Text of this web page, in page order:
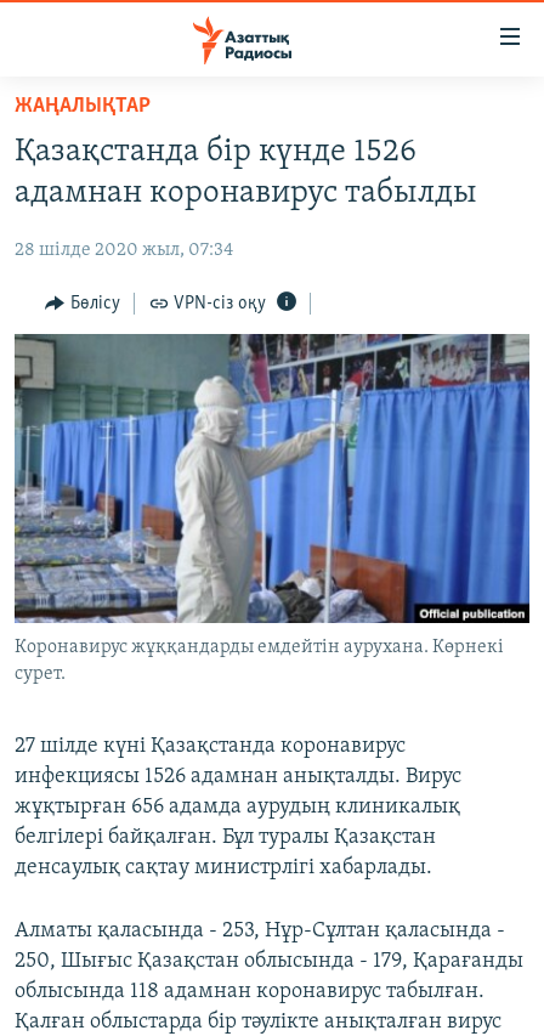
Skip
main
content
to
Navigation
Skip
to
Search
САЯСАТ
ҚАҢТАР ОҚИҒАСЫ
АДАМ ҚҰҚЫҚТАРЫ
ӘЛЕУМЕТ
ӘЛЕМ
АРНАЙЫ ЖОБАЛАР
Русский
ЖАЗЫЛЫҢЫЗ
Басқа тілдерде
ЖАҢАЛЫҚТАР
Қазақстанда бір күнде 1526
адамнан коронавирус табылды
28 шілде 2020 жыл, 07:34
Бөлісу VPN-сіз оқу
Коронавирус жұққандарды емдейтін аурухана. Көрнекі
сурет.
27 шілде күні Қазақстанда коронавирус
инфекциясы 1526 адамнан анықталды. Вирус
жұқтырған 656 адамда аурудың клиникалық
белгілері байқалған. Бұл туралы Қазақстан
денсаулық сақтау министрлігі хабарлады.
Алматы қаласында - 253, Нұр-Cұлтан қаласында -
250, Шығыс Қазақстан облысында - 179, Қарағанды
облысында 118 адамнан коронавирус табылған.
Қалған облыстарда бір тәулікте анықталған вирус